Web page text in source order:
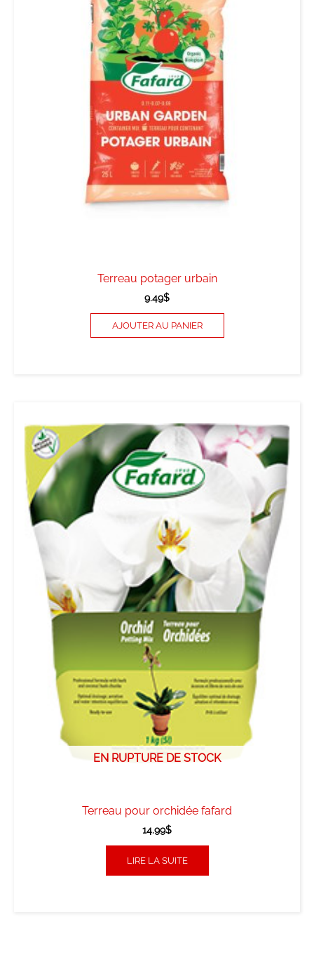
Terreau potager urbain
9.49$
AJOUTER AU PANIER
EN RUPTURE DE STOCK
Terreau pour orchidée fafard
14.99$
LIRE LA SUITE